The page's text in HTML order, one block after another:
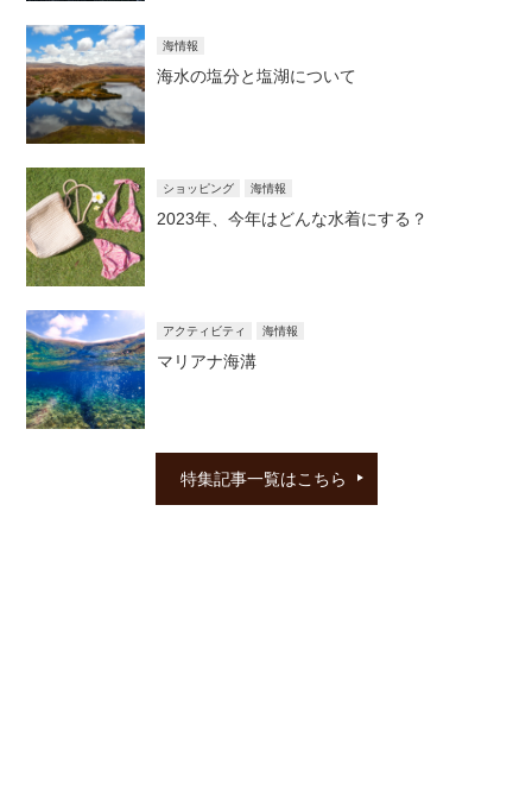
海情報
海水の塩分と塩湖について
ショッピング 海情報
2023年、今年はどんな水着にする？
アクティビティ 海情報
マリアナ海溝
特集記事一覧はこちら